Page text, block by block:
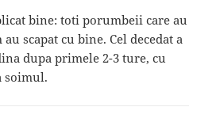
bine: toti porumbeii care au
scapat cu bine. Cel decedat a
dupa primele 2-3 ture, cu
soimul.